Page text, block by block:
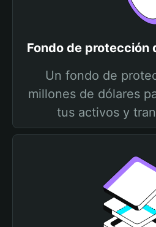
Fondo de protección
Un fondo de
millones de dólares
tus activos y